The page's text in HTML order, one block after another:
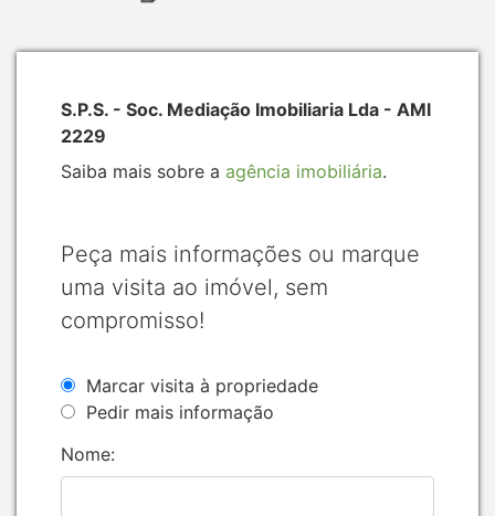
S.P.S. - Soc. Mediação Imobiliaria Lda - AMI
2229
Saiba mais sobre a agência imobiliária.
Peça mais informações ou marque
uma visita ao imóvel, sem
compromisso!
Marcar visita à propriedade
Pedir mais informação
Nome: